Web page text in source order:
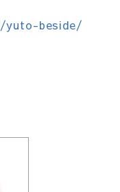
yuto-beside/